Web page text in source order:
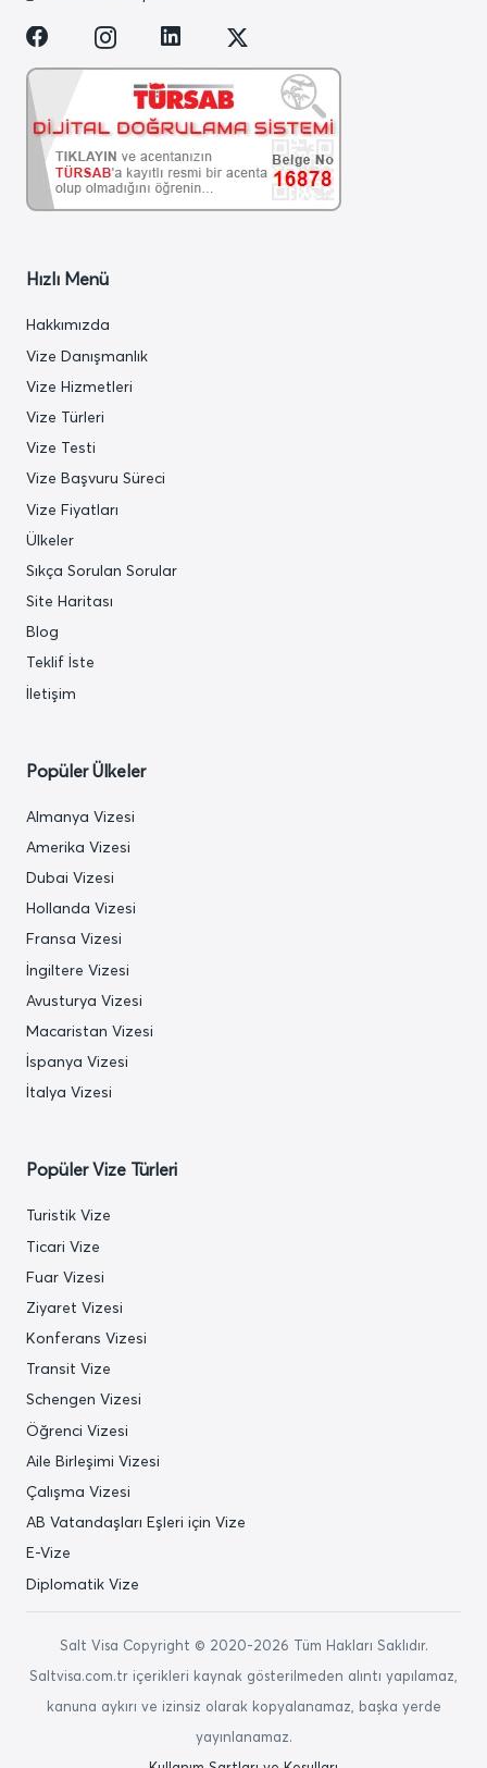
Hızlı Menü
Hakkımızda
Vize Danışmanlık
Vize Hizmetleri
Vize Türleri
Vize Testi
Vize Başvuru Süreci
Vize Fiyatları
Ülkeler
Sıkça Sorulan Sorular
Site Haritası
Blog
Teklif İste
İletişim
Popüler Ülkeler
Almanya Vizesi
Amerika Vizesi
Dubai Vizesi
Hollanda Vizesi
Fransa Vizesi
İngiltere Vizesi
Avusturya Vizesi
Macaristan Vizesi
İspanya Vizesi
İtalya Vizesi
Popüler Vize Türleri
Turistik Vize
Ticari Vize
Fuar Vizesi
Ziyaret Vizesi
Konferans Vizesi
Transit Vize
Schengen Vizesi
Öğrenci Vizesi
Aile Birleşimi Vizesi
Çalışma Vizesi
AB Vatandaşları Eşleri için Vize
E-Vize
Diplomatik Vize
Salt Visa Copyright © 2020-2026 Tüm Hakları Saklıdır.
Saltvisa.com.tr içerikleri kaynak gösterilmeden alıntı yapılamaz,
kanuna aykırı ve izinsiz olarak kopyalanamaz, başka yerde
yayınlanamaz.